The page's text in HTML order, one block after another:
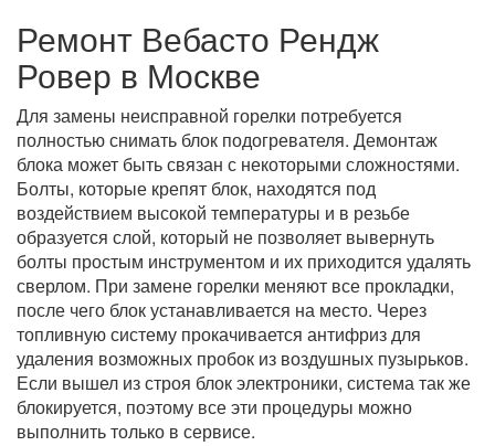
Ремонт Вебасто Рендж
Ровер в Москве
Для замены неисправной горелки потребуется
полностью снимать блок подогревателя. Демонтаж
блока может быть связан с некоторыми сложностями.
Болты, которые крепят блок, находятся под
воздействием высокой температуры и в резьбе
образуется слой, который не позволяет вывернуть
болты простым инструментом и их приходится удалять
сверлом. При замене горелки меняют все прокладки,
после чего блок устанавливается на место. Через
топливную систему прокачивается антифриз для
удаления возможных пробок из воздушных пузырьков.
Если вышел из строя блок электроники, система так же
блокируется, поэтому все эти процедуры можно
выполнить только в сервисе.